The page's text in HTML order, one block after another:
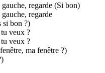
regarde (Si bon)
regarde
si bon ?)
veux ?
veux ?
ma fenêtre ?)